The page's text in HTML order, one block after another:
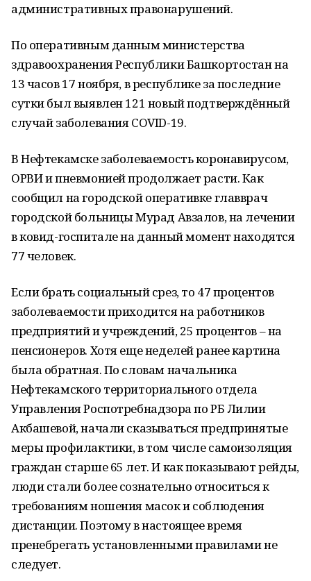
административных правонарушений.
По оперативным данным министерства
здравоохранения Республики Башкортостан на
13 часов 17 ноября, в республике за последние
сутки был выявлен 121 новый подтверждённый
случай заболевания COVID-19.
В Нефтекамске заболеваемость коронавирусом,
ОРВИ и пневмонией продолжает расти. Как
сообщил на городской оперативке главврач
городской больницы Мурад Авзалов, на лечении
в ковид-госпитале на данный момент находятся
77 человек.
Если брать социальный срез, то 47 процентов
заболеваемости приходится на работников
предприятий и учреждений, 25 процентов – на
пенсионеров. Хотя еще неделей ранее картина
была обратная. По словам начальника
Нефтекамского территориального отдела
Управления Роспотребнадзора по РБ Лилии
Акбашевой, начали сказываться предпринятые
меры профилактики, в том числе самоизоляция
граждан старше 65 лет. И как показывают рейды,
люди стали более сознательно относиться к
требованиям ношения масок и соблюдения
дистанции. Поэтому в настоящее время
пренебрегать установленными правилами не
следует.